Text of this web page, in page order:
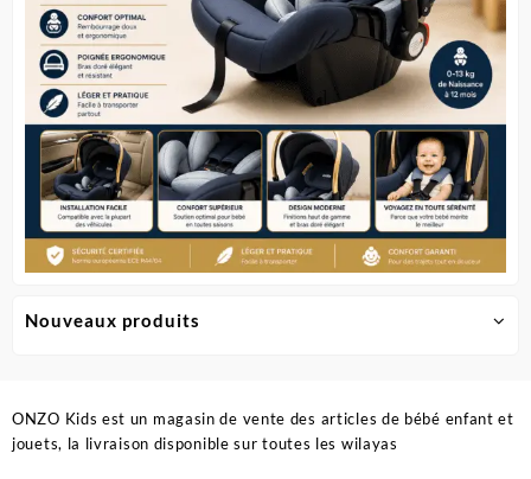
Nouveaux produits
page
du
produit
ONZO Kids est un magasin de vente des articles de bébé enfant et
jouets, la livraison disponible sur toutes les wilayas